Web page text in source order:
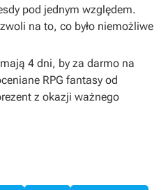
pod jednym względem.
na to, co było niemożliwe
4 dni, by za darmo na
RPG fantasy od
z okazji ważnego